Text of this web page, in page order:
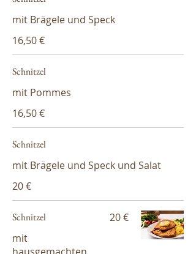
mit Brägele und Speck
16,50 €
Schnitzel
mit Pommes
16,50 €
Schnitzel
mit Brägele und Speck und Salat
20 €
Schnitzel
mit
20 €